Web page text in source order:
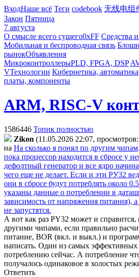
ВходНаше всё Теги codebook 无线电组
Закон Пятница
7 августа
О смысле всего сущего0xFF Средства
Мобильная и беспроводная связь
рынокОбъявления
МикроконтроллерыPLD, FPGA, DSP
VТехнологии Кибернетика,
платы, компоненты
ARM, RISC-V
1586446 Топик полностью
Zikon (11.05.2026 22:07,
на На сколько я понял по другим
пока процессор находится в сбросе у
дефолтный генератор и все ядро
чего еще не делает. Если и эти РУ32
они в сбросе будут потреблять около
указаны данные о потреблении в
зависимость от напряжения питания),
не запустятся.
А вот как раз PY32 может и
другими чипами, если правильно
питание, BOR (вкл. и выкл.) и
написать. Один из самых
потреблению сейчас. А потребление
получалось одинаковое в холостых
Ответить